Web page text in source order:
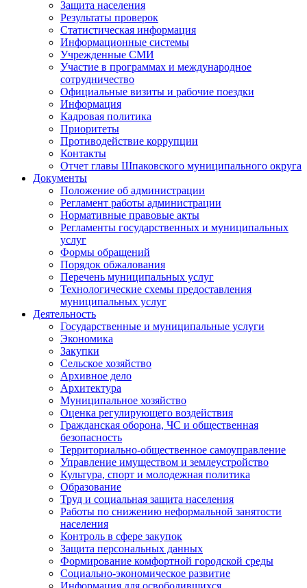
Защита населения
Результаты проверок
Статистическая информация
Информационные системы
Учрежденные СМИ
Участие в программах и международное
сотрудничество
Официальные визиты и рабочие поездки
Информация
Кадровая политика
Приоритеты
Противодействие коррупции
Контакты
Отчет главы Шпаковского муниципального округа
Документы
Положение об администрации
Регламент работы администрации
Нормативные правовые акты
Регламенты государственных и муниципальных
услуг
Формы обращений
Порядок обжалования
Перечень муниципальных услуг
Технологические схемы предоставления
муниципальных услуг
Деятельность
Государственные и муниципальные услуги
Экономика
Закупки
Сельское хозяйство
Архивное дело
Архитектура
Муниципальное хозяйство
Оценка регулирующего воздействия
Гражданская оборона, ЧС и общественная
безопасность
Территориально-общественное самоуправление
Управление имуществом и землеустройство
Культура, спорт и молодежная политика
Образование
Труд и социальная защита населения
Работы по снижению неформальной занятости
населения
Контроль в сфере закупок
Защита персональных данных
Формирование комфортной городской среды
Социально-экономическое развитие